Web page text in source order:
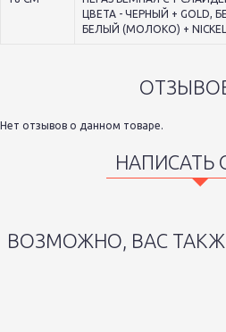
ЦВЕТА - ЧЕРНЫЙ + GOLD,
БЕЛЫЙ (МОЛОКО) +
Нет отзывов о данном товаре.
НАПИСАТЬ
ВОЗМОЖНО, ВАС